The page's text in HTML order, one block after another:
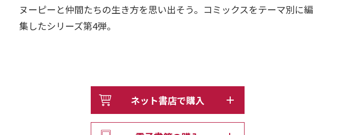
ヌーピーと仲間たちの生き方を思い出そう。コミックスをテーマ別に編
集したシリーズ第4弾。
ネット書店で購入